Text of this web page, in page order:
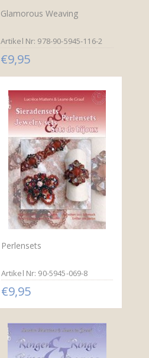
Glamorous Weaving
Artikel Nr: 978-90-5945-116-2
€9,95
Perlensets
Artikel Nr: 90-5945-069-8
€9,95